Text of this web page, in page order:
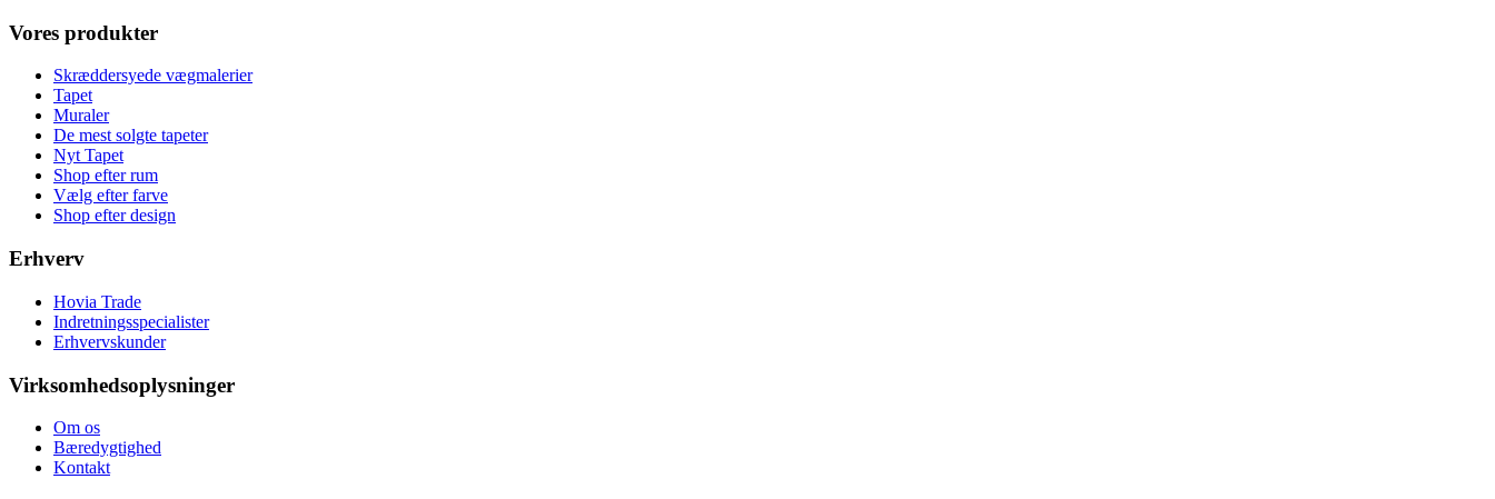
Vores produkter
Skræddersyede vægmalerier
Tapet
Muraler
De mest solgte tapeter
Nyt Tapet
Shop efter rum
Vælg efter farve
Shop efter design
Erhverv
Hovia Trade
Indretningsspecialister
Erhvervskunder
Virksomhedsoplysninger
Om os
Bæredygtighed
Kontakt